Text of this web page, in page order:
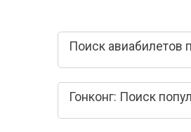
Поиск авиабилетов
Гонконг: Поиск